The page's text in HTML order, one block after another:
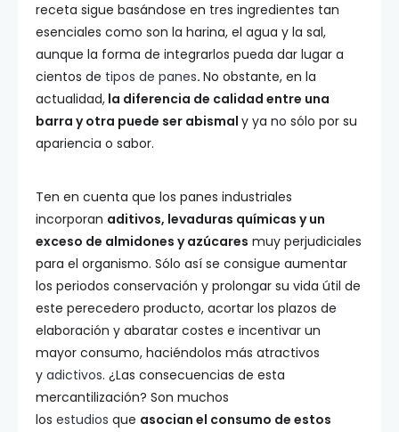
receta sigue basándose en tres ingredientes tan
esenciales como son la harina, el agua y la sal,
aunque la forma de integrarlos pueda dar lugar a
cientos de tipos de panes. No obstante, en la
actualidad, la diferencia de calidad entre una
barra y otra puede ser abismal y ya no sólo por su
apariencia o sabor.
Ten en cuenta que los panes industriales
incorporan aditivos, levaduras químicas y un
exceso de almidones y azúcares muy perjudiciales
para el organismo. Sólo así se consigue aumentar
los periodos conservación y prolongar su vida útil de
este perecedero producto, acortar los plazos de
elaboración y abaratar costes e incentivar un
mayor consumo, haciéndolos más atractivos
y adictivos. ¿Las consecuencias de esta
mercantilización? Son muchos
los estudios que asocian el consumo de estos